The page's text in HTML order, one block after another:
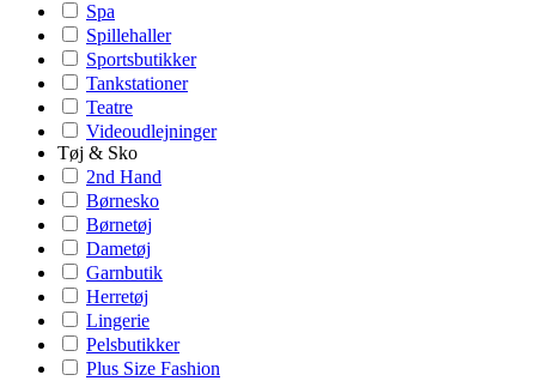
Spa
Spillehaller
Sportsbutikker
Tankstationer
Teatre
Videoudlejninger
Tøj & Sko
2nd Hand
Børnesko
Børnetøj
Dametøj
Garnbutik
Herretøj
Lingerie
Pelsbutikker
Plus Size Fashion